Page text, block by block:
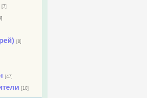
[7]
[8]
[47]
[10]